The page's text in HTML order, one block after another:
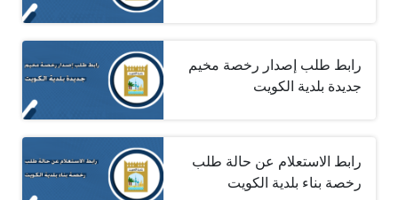
رابط طلب إصدار رخصة مخيم
جديدة بلدية الكويت
رابط الاستعلام عن حالة طلب
رخصة بناء بلدية الكويت